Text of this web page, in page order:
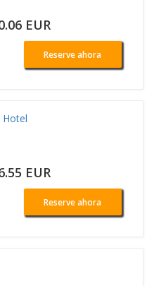
EUR
Reserve ahora
Hotel
EUR
Reserve ahora